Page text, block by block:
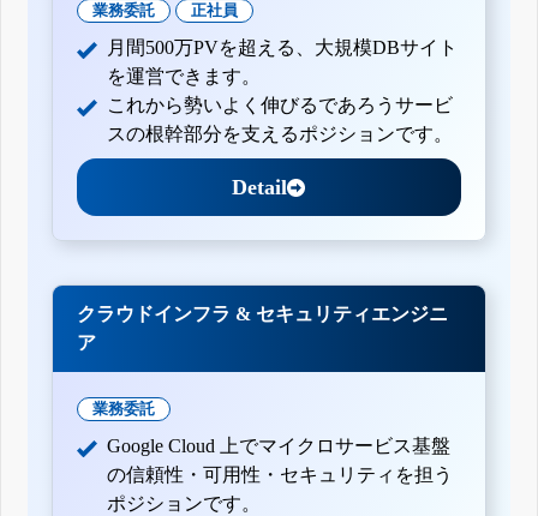
業務委託 正社員
月間500万PVを超える、大規模DBサイト
を運営できます。
これから勢いよく伸びるであろうサービ
スの根幹部分を支えるポジションです。
Detail
クラウドインフラ & セキュリティエンジニ
ア
業務委託
Google Cloud 上でマイクロサービス基盤
の信頼性・可用性・セキュリティを担う
ポジションです。